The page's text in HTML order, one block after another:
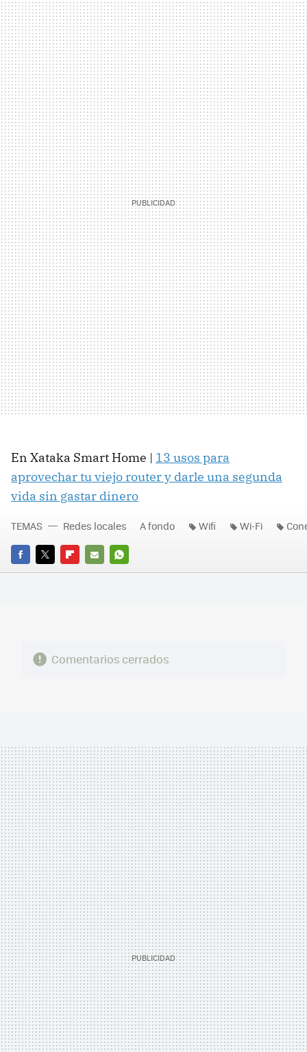
En Xataka Smart Home | 13 usos para
aprovechar tu viejo router y darle una segunda
vida sin gastar dinero
FACEBOOK
TWITTERFLIPBOARD
E-
WHATSAPP
TEMAS Redes locales A fondo Wifi Wi-Fi
Comentarios cerrados